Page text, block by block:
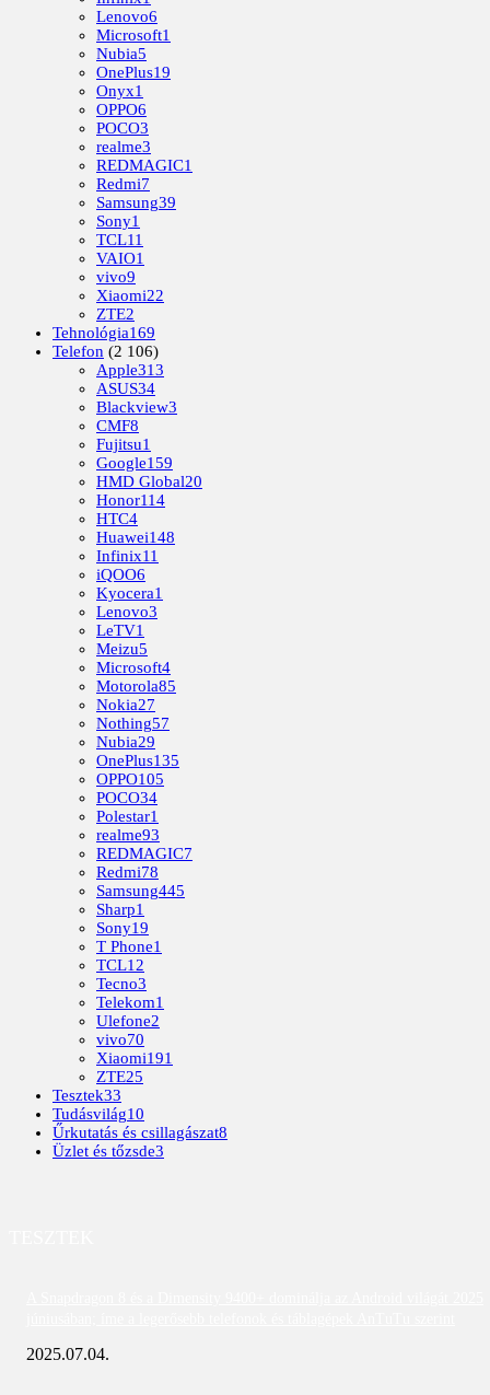
Lenovo6
Microsoft1
Nubia5
OnePlus19
Onyx1
OPPO6
POCO3
realme3
REDMAGIC1
Redmi7
Samsung39
Sony1
TCL11
VAIO1
vivo9
Xiaomi22
ZTE2
Tehnológia169
Telefon (2 106)
Apple313
ASUS34
Blackview3
CMF8
Fujitsu1
Google159
HMD Global20
Honor114
HTC4
Huawei148
Infinix11
iQOO6
Kyocera1
Lenovo3
LeTV1
Meizu5
Microsoft4
Motorola85
Nokia27
Nothing57
Nubia29
OnePlus135
OPPO105
POCO34
Polestar1
realme93
REDMAGIC7
Redmi78
Samsung445
Sharp1
Sony19
T Phone1
TCL12
Tecno3
Telekom1
Ulefone2
vivo70
Xiaomi191
ZTE25
Tesztek33
Tudásvilág10
Űrkutatás és csillagászat8
Üzlet és tőzsde3
2025.07.04.